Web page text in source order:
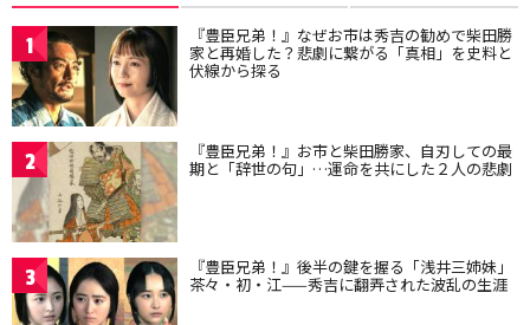
1 『豊臣兄弟！』なぜお市は秀吉の勧めで柴田勝
家と再婚した？悲劇に繋がる「真相」を史料と
伏線から探る
2 『豊臣兄弟！』お市と柴田勝家、自刃しての最
期と「辞世の句」…運命を共にした２人の悲劇
3 『豊臣兄弟！』後半の鍵を握る「浅井三姉妹」
茶々・初・江——秀吉に翻弄された波乱の生涯